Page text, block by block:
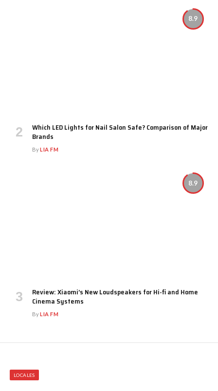
8.9
Which LED Lights for Nail Salon Safe? Comparison of Major
Brands
ByLIA FM
8.9
Review: Xiaomi’s New Loudspeakers for Hi-fi and Home
Cinema Systems
ByLIA FM
LOCALES